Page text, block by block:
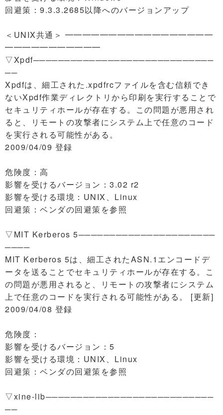
回避策：9.3.3.2685以降へのバージョンアップ
＜UNIX共通＞ ━━━━━━━━━━━━━━━━━
━━━━━━━━━━━
▽Xpdf─────────────────────────────
──
Xpdfは、細工された.xpdfrcファイルを含む信頼でき
ないXpdf作業ディレクトリから印刷を実行することで
セキュリティホールが存在する。この問題が悪用され
ると、リモートの攻撃者にシステム上で任意のコード
を実行される可能性がある。
2009/04/09 登録
危険度：高
影響を受けるバージョン：3.02 r2
影響を受ける環境：UNIX、Linux
回避策：ベンダの回避策を参照
▽MIT Kerberos 5──────────────────────
────
MIT Kerberos 5は、細工されたASN.1エンコードデ
ータを送ることでセキュリティホールが存在する。こ
の問題が悪用されると、リモートの攻撃者にシステム
上で任意のコードを実行される可能性がある。 [更新]
2009/04/08 登録
危険度：
影響を受けるバージョン：5
影響を受ける環境：UNIX、Linux
回避策：ベンダの回避策を参照
▽xine-lib───────────────────────────
──